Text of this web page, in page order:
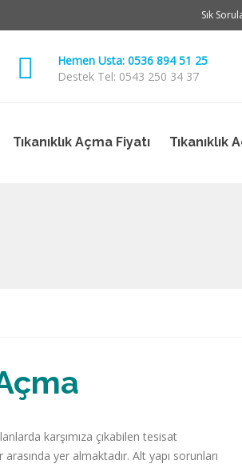
Sık
Hemen Usta: 0536 894 51 25
Destek Tel: 0543 250 34 37
Tıkanıklık Açma Fiyatı Tıkanıklık
karşımıza çıkabilen tesisat
yer almaktadır. Alt yapı sorunları